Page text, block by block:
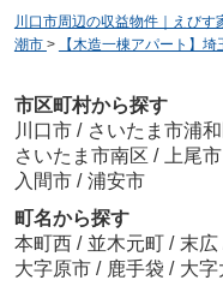
川口市周辺の収益物件｜えびす
潮市 > 【木造一棟アパート】
市区町村から探す
川口市 / さいたま市浦
さいたま市南区 / 上尾市
入間市 / 浦安市
町名から探す
本町西 / 並木元町 / 末広
大字原市 / 鹿手袋 / 大字